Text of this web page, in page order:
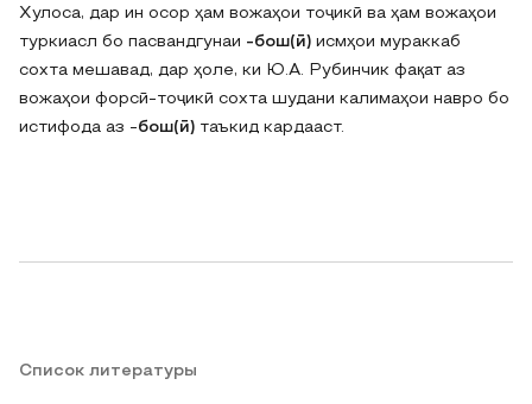
Хулоса, дар ин осор ҳам вожаҳои тоҷикӣ ва ҳам вожаҳои
туркиасл бо пасвандгунаи -бош(ӣ) исмҳои мураккаб
сохта мешавад‚ дар ҳоле, ки Ю.А. Рубинчик фақат аз
вожаҳои форсӣ-тоҷикӣ сохта шудани калимаҳои навро бо
истифода аз -бош(ӣ) таъкид кардааст.
Список литературы